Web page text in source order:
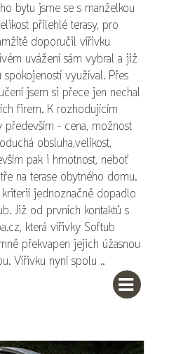
bytu jsme se s manželkou
přilehlé terasy, pro
doporučil vířivku
uvážení sám vybral a již
využíval. Přes
jsem si přece jen nechal
firem. K rozhodujícím
– cena, možnost
obsluha,velikost,
pak i hmotnost, neboť
na terase obytného domu.
jednoznačně dopadlo
Již od prvních kontaktů s
která vířivky Softub
překvapen jejich úžasnou
Vířivku nyní spolu ..